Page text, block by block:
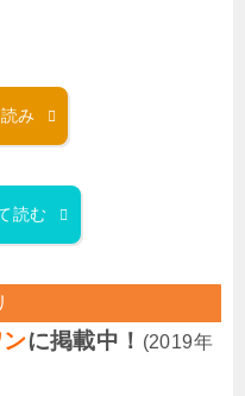
み
読む
に掲載中！ (2019年